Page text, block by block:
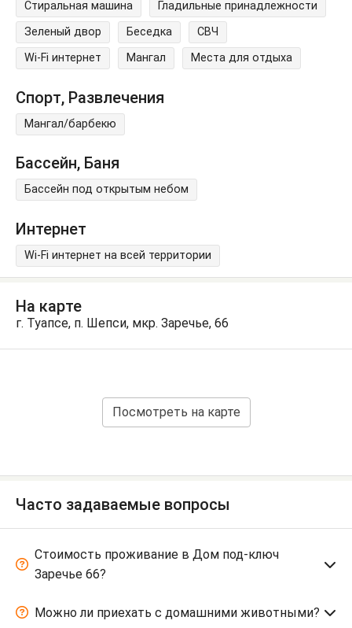
Стиральная машина
Гладильные принадлежности
Зеленый двор
Беседка
СВЧ
Wi-Fi интернет
Мангал Места для отдыха
Спорт, Развлечения
Мангал/барбекю
Бассейн, Баня
Бассейн под открытым небом
Интернет
Wi-Fi интернет на всей территории
На карте
г. Туапсе, п. Шепси, мкр. Заречье, 66
Посмотреть на карте
Часто задаваемые вопросы
Стоимость проживание в Дом под-ключ
Заречье 66?
Можно ли приехать с домашними животными?